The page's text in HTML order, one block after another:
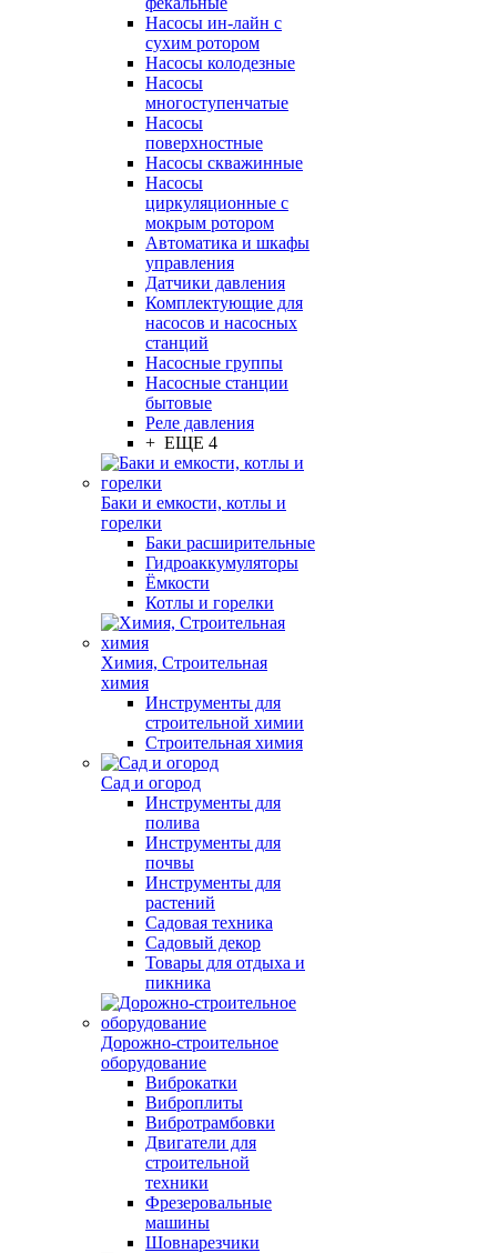
Насосы ин-лайн с
сухим ротором
Насосы колодезные
Насосы
многоступенчатые
Насосы
поверхностные
Насосы скважинные
Насосы
циркуляционные с
мокрым ротором
Автоматика и шкафы
управления
Датчики давления
Комплектующие для
насосов и насосных
станций
Насосные группы
Насосные станции
бытовые
Реле давления
+ ЕЩЕ 4
Баки и емкости, котлы и
горелки
Баки расширительные
Гидроаккумуляторы
Ёмкости
Котлы и горелки
Химия, Строительная
химия
Инструменты для
строительной химии
Строительная химия
Сад и огород
Инструменты для
полива
Инструменты для
почвы
Инструменты для
растений
Садовая техника
Садовый декор
Товары для отдыха и
пикника
Дорожно-строительное
оборудование
Виброкатки
Виброплиты
Вибротрамбовки
Двигатели для
строительной
техники
Фрезеровальные
машины
Шовнарезчики